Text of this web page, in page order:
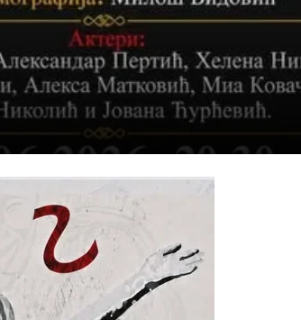
СОЦИЈАЛНО
КАКО ДА ДОНИРАТЕ
ПРОЕКТИ – ПОДГОТВЕНОСТ И
ИСТРАЖУВАЊЕ НА ЈАВНО